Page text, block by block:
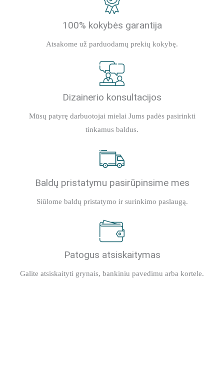
100% kokybės garantija
Atsakome už parduodamų prekių kokybę.
Dizainerio konsultacijos
Mūsų patyrę darbuotojai mielai Jums padės pasirinkti
tinkamus baldus.
Baldų pristatymu pasirūpinsime mes
Siūlome baldų pristatymo ir surinkimo paslaugą.
Patogus atsiskaitymas
Galite atsiskaityti grynais, bankiniu pavedimu arba kortele.